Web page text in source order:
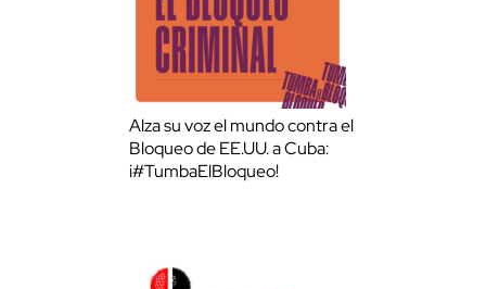
Alza su voz el mundo contra el
Bloqueo de EE.UU. a Cuba:
¡#TumbaElBloqueo!